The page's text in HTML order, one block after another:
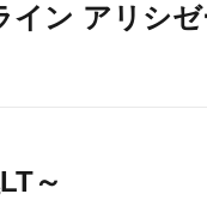
イン アリシ
～